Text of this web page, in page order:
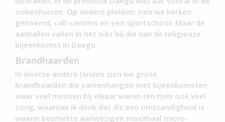
ziekenhuizen. Op andere plekken zien we kerken
genoemd, call-centers en een sportschool. Maar de
aantallen vallen in het niet bij die van de religieuze
bijeenkomst in Daegu.
Brandhaarden
In diverse andere landen zien we grote
brandhaarden die samenhangen met bijeenkomsten
waar veel mensen bij elkaar waren (en men ook veel
zong, waarvan ik denk dat dit een omstandigheid is
waarin besmette aanwezigen maximaal micro-